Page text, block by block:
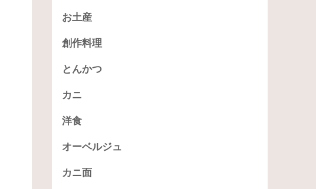
お土産
創作料理
とんかつ
カニ
洋食
オーベルジュ
カニ面